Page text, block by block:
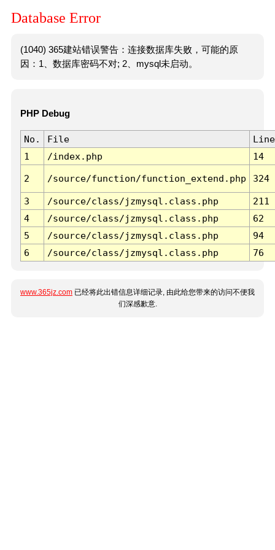
Database Error
(1040) 365建站错误警告：连接数据库失败，可能的原
因：1、数据库密码不对; 2、mysql未启动。
PHP Debug
No. File
Line
1
/index.php 14
2 /source/function/function_extend.php 324
3 /source/class/jzmysql.class.php
211
4
/source/class/jzmysql.class.php
62
5
/source/class/jzmysql.class.php
94
6
/source/class/jzmysql.class.php 76
www.365jz.com 已经将此出错信息详细记录, 由此给您带来的访问不便我
们深感歉意.